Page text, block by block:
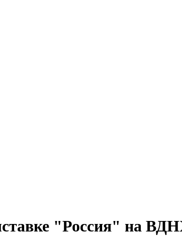
"Россия" на